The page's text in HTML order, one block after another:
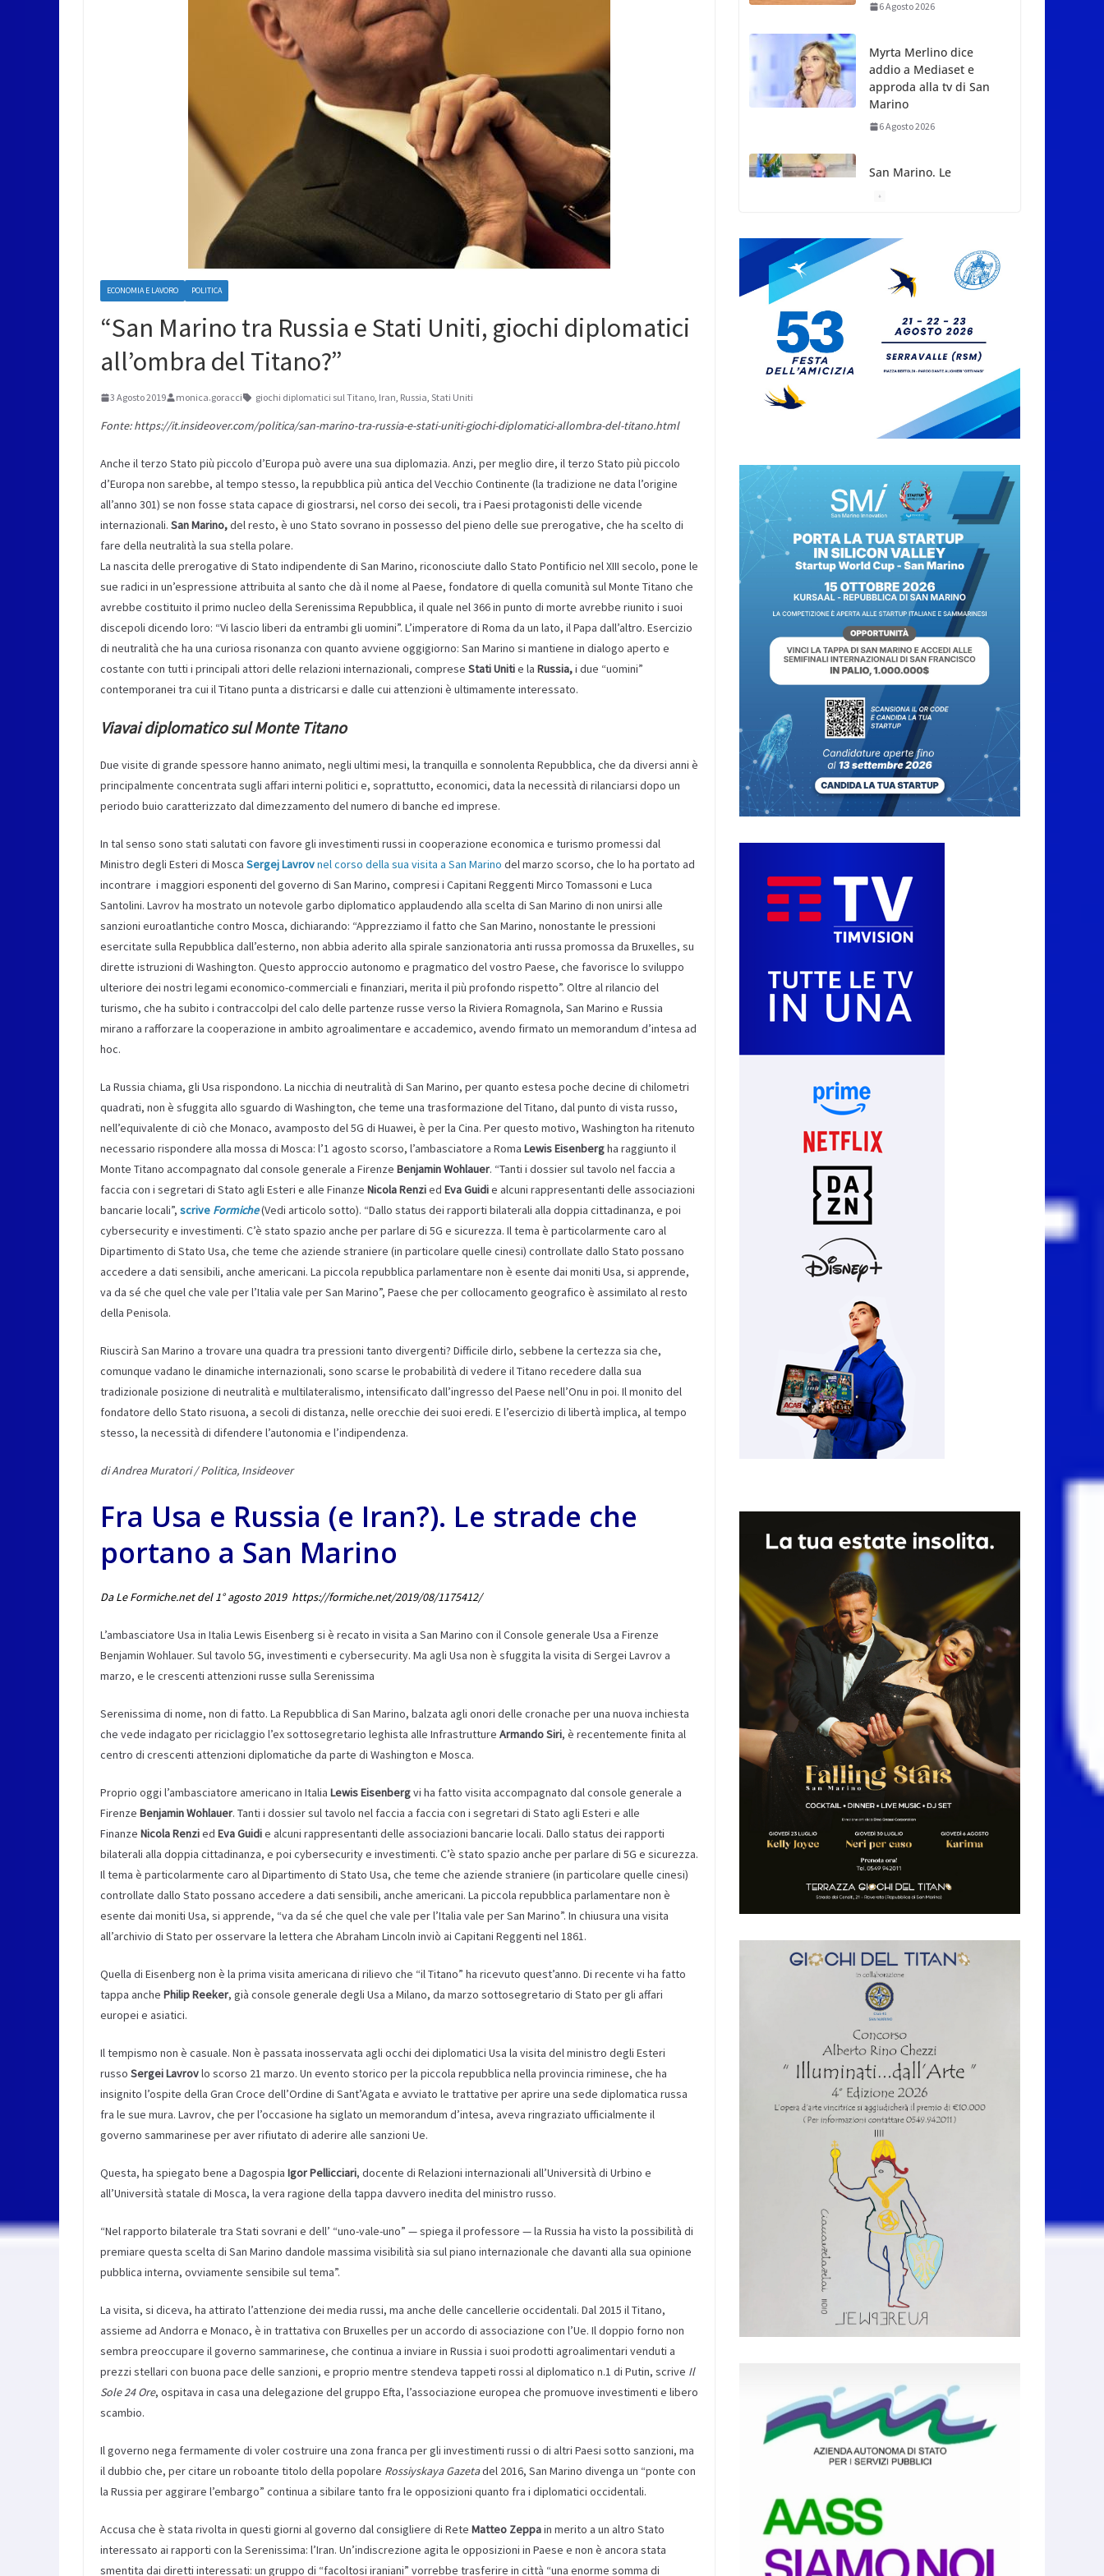
ECONOMIA E LAVORO POLITICA
“San Marino tra Russia e Stati Uniti, giochi diplomatici
all’ombra del Titano?”
3 Agosto 2019 monica.goracci giochi diplomatici sul Titano, Iran, Russia, Stati Uniti
Fonte: https://it.insideover.com/politica/san-marino-tra-russia-e-stati-uniti-giochi-diplomatici-allombra-del-titano.html
Anche il terzo Stato più piccolo d’Europa può avere una sua diplomazia. Anzi, per meglio dire, il terzo Stato più piccolo
d’Europa non sarebbe, al tempo stesso, la repubblica più antica del Vecchio Continente (la tradizione ne data l’origine
all’anno 301) se non fosse stata capace di giostrarsi, nel corso dei secoli, tra i Paesi protagonisti delle vicende
internazionali. San Marino,del resto, è uno Stato sovrano in possesso del pieno delle sue prerogative, che ha scelto di
fare della neutralità la sua stella polare.
La nascita delle prerogative di Stato indipendente di San Marino, riconosciute dallo Stato Pontificio nel XIII secolo, pone le
sue radici in un’espressione attribuita al santo che dà il nome al Paese, fondatore di quella comunità sul Monte Titano che
avrebbe costituito il primo nucleo della Serenissima Repubblica, il quale nel 366 in punto di morte avrebbe riunito i suoi
discepoli dicendo loro: “Vi lascio liberi da entrambi gli uomini”. L’imperatore di Roma da un lato, il Papa dall’altro. Esercizio
di neutralità che ha una curiosa risonanza con quanto avviene oggigiorno: San Marino si mantiene in dialogo aperto e
costante con tutti i principali attori delle relazioni internazionali, comprese Stati Unitie la Russia,i due “uomini”
contemporanei tra cui il Titano punta a districarsi e dalle cui attenzioni è ultimamente interessato.
Viavai diplomatico sul Monte Titano
Due visite di grande spessore hanno animato, negli ultimi mesi, la tranquilla e sonnolenta Repubblica, che da diversi anni è
principalmente concentrata sugli affari interni politici e, soprattutto, economici, data la necessità di rilanciarsi dopo un
periodo buio caratterizzato dal dimezzamento del numero di banche ed imprese.
In tal senso sono stati salutati con favore gli investimenti russi in cooperazione economica e turismo promessi dal
Ministro degli Esteri di Mosca Sergej Lavrovnel corso della sua visita a San Marino del marzo scorso, che lo ha portato ad
incontrare i maggiori esponenti del governo di San Marino, compresi i Capitani Reggenti Mirco Tomassoni e Luca
Santolini. Lavrov ha mostrato un notevole garbo diplomatico applaudendo alla scelta di San Marino di non unirsi alle
sanzioni euroatlantiche contro Mosca, dichiarando: “Apprezziamo il fatto che San Marino, nonostante le pressioni
esercitate sulla Repubblica dall’esterno, non abbia aderito alla spirale sanzionatoria anti russa promossa da Bruxelles, su
dirette istruzioni di Washington. Questo approccio autonomo e pragmatico del vostro Paese, che favorisce lo sviluppo
ulteriore dei nostri legami economico-commerciali e finanziari, merita il più profondo rispetto”. Oltre al rilancio del
turismo, che ha subito i contraccolpi del calo delle partenze russe verso la Riviera Romagnola, San Marino e Russia
mirano a rafforzare la cooperazione in ambito agroalimentare e accademico, avendo firmato un memorandum d’intesa ad
hoc.
La Russia chiama, gli Usa rispondono. La nicchia di neutralità di San Marino, per quanto estesa poche decine di chilometri
quadrati, non è sfuggita allo sguardo di Washington, che teme una trasformazione del Titano, dal punto di vista russo,
nell’equivalente di ciò che Monaco, avamposto del 5G di Huawei, è per la Cina. Per questo motivo, Washington ha ritenuto
necessario rispondere alla mossa di Mosca: l’1 agosto scorso, l’ambasciatore a Roma Lewis Eisenbergha raggiunto il
Monte Titano accompagnato dal console generale a Firenze Benjamin Wohlauer. “Tanti i dossier sul tavolo nel faccia a
faccia con i segretari di Stato agli Esteri e alle Finanze Nicola Renzied Eva Guidie alcuni rappresentanti delle associazioni
bancarie locali”, scrive Formiche(Vedi articolo sotto). “Dallo status dei rapporti bilaterali alla doppia cittadinanza, e poi
cybersecurity e investimenti. C’è stato spazio anche per parlare di 5G e sicurezza. Il tema è particolarmente caro al
Dipartimento di Stato Usa, che teme che aziende straniere (in particolare quelle cinesi) controllate dallo Stato possano
accedere a dati sensibili, anche americani. La piccola repubblica parlamentare non è esente dai moniti Usa, si apprende,
va da sé che quel che vale per l’Italia vale per San Marino”, Paese che per collocamento geografico è assimilato al resto
della Penisola.
Riuscirà San Marino a trovare una quadra tra pressioni tanto divergenti? Difficile dirlo, sebbene la certezza sia che,
comunque vadano le dinamiche internazionali, sono scarse le probabilità di vedere il Titano recedere dalla sua
tradizionale posizione di neutralità e multilateralismo, intensificato dall’ingresso del Paese nell’Onu in poi. Il monito del
fondatore dello Stato risuona, a secoli di distanza, nelle orecchie dei suoi eredi. E l’esercizio di libertà implica, al tempo
stesso, la necessità di difendere l’autonomia e l’indipendenza.
di Andrea Muratori / Politica, Insideover
Fra Usa e Russia (e Iran?). Le strade che
portano a San Marino
Da Le Formiche.net del 1° agosto 2019 https://formiche.net/2019/08/1175412/
L’ambasciatore Usa in Italia Lewis Eisenberg si è recato in visita a San Marino con il Console generale Usa a Firenze
Benjamin Wohlauer. Sul tavolo 5G, investimenti e cybersecurity. Ma agli Usa non è sfuggita la visita di Sergei Lavrov a
marzo, e le crescenti attenzioni russe sulla Serenissima
Serenissima di nome, non di fatto. La Repubblica di San Marino, balzata agli onori delle cronache per una nuova inchiesta
che vede indagato per riciclaggio l’ex sottosegretario leghista alle Infrastrutture Armando Siri, è recentemente finita al
centro di crescenti attenzioni diplomatiche da parte di Washington e Mosca.
Proprio oggi l’ambasciatore americano in Italia Lewis Eisenbergvi ha fatto visita accompagnato dal console generale a
Firenze Benjamin Wohlauer. Tanti i dossier sul tavolo nel faccia a faccia con i segretari di Stato agli Esteri e alle
Finanze Nicola Renzied Eva Guidie alcuni rappresentanti delle associazioni bancarie locali. Dallo status dei rapporti
bilaterali alla doppia cittadinanza, e poi cybersecurity e investimenti. C’è stato spazio anche per parlare di 5G e sicurezza.
Il tema è particolarmente caro al Dipartimento di Stato Usa, che teme che aziende straniere (in particolare quelle cinesi)
controllate dallo Stato possano accedere a dati sensibili, anche americani. La piccola repubblica parlamentare non è
esente dai moniti Usa, si apprende, “va da sé che quel che vale per l’Italia vale per San Marino”. In chiusura una visita
all’archivio di Stato per osservare la lettera che Abraham Lincoln inviò ai Capitani Reggenti nel 1861.
Quella di Eisenberg non è la prima visita americana di rilievo che “il Titano” ha ricevuto quest’anno. Di recente vi ha fatto
tappa anche Philip Reeker, già console generale degli Usa a Milano, da marzo sottosegretario di Stato per gli affari
europei e asiatici.
Il tempismo non è casuale. Non è passata inosservata agli occhi dei diplomatici Usa la visita del ministro degli Esteri
russo Sergei Lavrovlo scorso 21 marzo. Un evento storico per la piccola repubblica nella provincia riminese, che ha
insignito l’ospite della Gran Croce dell’Ordine di Sant’Agata e avviato le trattative per aprire una sede diplomatica russa
fra le sue mura. Lavrov, che per l’occasione ha siglato un memorandum d’intesa, aveva ringraziato ufficialmente il
governo sammarinese per aver rifiutato di aderire alle sanzioni Ue.
Questa, ha spiegato bene a Dagospia Igor Pellicciari, docente di Relazioni internazionali all’Università di Urbino e
all’Università statale di Mosca, la vera ragione della tappa davvero inedita del ministro russo.
“Nel rapporto bilaterale tra Stati sovrani e dell’ “uno-vale-uno” — spiega il professore — la Russia ha visto la possibilità di
premiare questa scelta di San Marino dandole massima visibilità sia sul piano internazionale che davanti alla sua opinione
pubblica interna, ovviamente sensibile sul tema”.
La visita, si diceva, ha attirato l’attenzione dei media russi, ma anche delle cancellerie occidentali. Dal 2015 il Titano,
assieme ad Andorra e Monaco, è in trattativa con Bruxelles per un accordo di associazione con l’Ue. Il doppio forno non
sembra preoccupare il governo sammarinese, che continua a inviare in Russia i suoi prodotti agroalimentari venduti a
prezzi stellari con buona pace delle sanzioni, e proprio mentre stendeva tappeti rossi al diplomatico n.1 di Putin, scrive Il
Sole 24 Ore, ospitava in casa una delegazione del gruppo Efta, l’associazione europea che promuove investimenti e libero
scambio.
Il governo nega fermamente di voler costruire una zona franca per gli investimenti russi o di altri Paesi sotto sanzioni, ma
il dubbio che, per citare un roboante titolo della popolare Rossiyskaya Gazetadel 2016, San Marino divenga un “ponte con
la Russia per aggirare l’embargo” continua a sibilare tanto fra le opposizioni quanto fra i diplomatici occidentali.
Accusa che è stata rivolta in questi giorni al governo dal consigliere di Rete Matteo Zeppain merito a un altro Stato
interessato ai rapporti con la Serenissima: l’Iran. Un’indiscrezione agita le opposizioni in Paese e non è ancora stata
smentita dai diretti interessati: un gruppo di “facoltosi iraniani” vorrebbe trasferire in città “una enorme somma di
addio a Mediaset e
Marino
6 Agosto 2026
San Marino. Le
mamme chiedono
della legge sulla
6 Agosto 2026
Ondate di calore, cosa
consigli della
Protezione Civile di
San Marino
San Marino. Certificati
lavoratori frontalieri:
dal 10 agosto sarà
possibile una nuova
modalità di
trasmissione
6 Agosto 2026